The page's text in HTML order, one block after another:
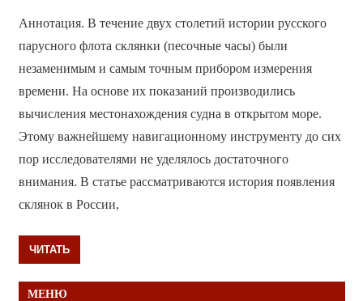
Аннотация. В течение двух столетий истории русского
парусного флота склянки (песочные часы) были
незаменимым и самым точным прибором измерения
времени. На основе их показаний производились
вычисления местонахождения судна в открытом море.
Этому важнейшему навигационному инструменту до сих
пор исследователями не уделялось достаточного
внимания. В статье рассматриваются история появления
склянок в России,
ЧИТАТЬ
МЕНЮ